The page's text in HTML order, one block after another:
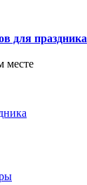
для праздника
месте